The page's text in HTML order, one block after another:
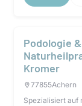
Podologie &
Kromer
77855Achern
Spezialisiert auf